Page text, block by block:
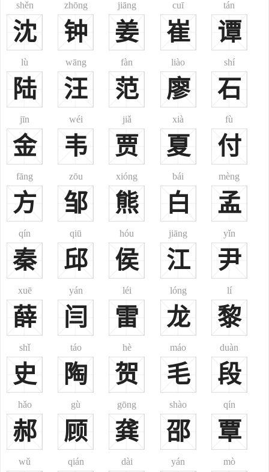
是按少数民族译音确定，或是接受官方赐姓而得。再有一种或因需依
附大族权贵等政治原因而改。比如：魏时鲜卑族有楼氏改高氏，高丽
羽真氏改高氏，南北朝鲜卑族元氏、徐氏改高氏等。北齐皇帝高洋，
则给当时鲜卑族的元景安、元文遥等功臣，赐予了“高”姓。再就是
“高”字开头的复姓如高车氏、高堂氏、高阳氏、高陵氏等，改为单姓
“高”，则是历史使然。此外，还有民间过继外姓子女为嗣而改高的，
也较普遍。
高姓人口单位面积内密度最高的地区在山东、河北、江苏、安
徽、浙江北部、湖北东部、甘肃西部、东北三省、内蒙古东部，每平
方公里的高姓人口达到2.7人以上，尤其在山东中部的地区高达6.4
人。高姓分布密度表明：密度最高的（2.7万人以上/平方公里）地区
占国土面积的18.1%，高姓人口大约641万；0.9-2.7万人/平方公里的地
区占国土面积的42.2%，高姓人口大约719万；不足0.9万人/平方公里
不均衡。高姓在人群中分布频率表明：高姓在华北、东北、西北地区
是比较常见的姓氏之一，一般占当地人口的比例达最高，在1.2%以
1.8%以上，有的达到3.6%以上，这部分高比例的地区的覆盖面积约占
了中国总面积的29.2%；在四川、重庆东部巫山，奉节、湖北大部及
利川、湖 南北部、江西、浙江、福 建、台湾、广东东部、青海东
部、新疆西北，高姓频率在0.6%-1.2%，其覆盖面积约占了中国总面
积的30.5%；其他广大地区，高姓频率不足0.6%，其覆盖面积约占了
中国总面积的40.3%。
渤海郡、渔阳郡、广陵郡、河南郡
广陵堂：以望立堂，亦称江都堂、江阳堂、扬州堂。
辽东堂：以望立堂，亦称扶余堂、襄平堂、辽阳堂、凌东堂。
渤海堂：以望立堂。唐朝时高固、高崇文都被封为渤海郡王；北
齐高欢被封为渤海王，其后裔子孙遂以为堂号。
shěn
沈
zhōng
钟
jiāng
姜
cuī
崔
tán
谭
lù
陆
wāng
汪
fàn
范
liào
廖
shí
石
jīn
金
wéi
韦
jiǎ
贾
xià
夏
fù
付
fāng
方
zōu
邹
xióng
熊
bái
白
mèng
孟
qín
秦
qiū
邱
hóu
侯
jiāng
江
yǐn
尹
xuē
薛
yán
闫
léi
雷
lóng
龙
lí
黎
shǐ
史
táo
陶
hè
贺
máo
毛
duàn
段
hǎo
郝
gù
顾
gōng
龚
shào
邵
qín
覃
wǔ qián dài yán mò